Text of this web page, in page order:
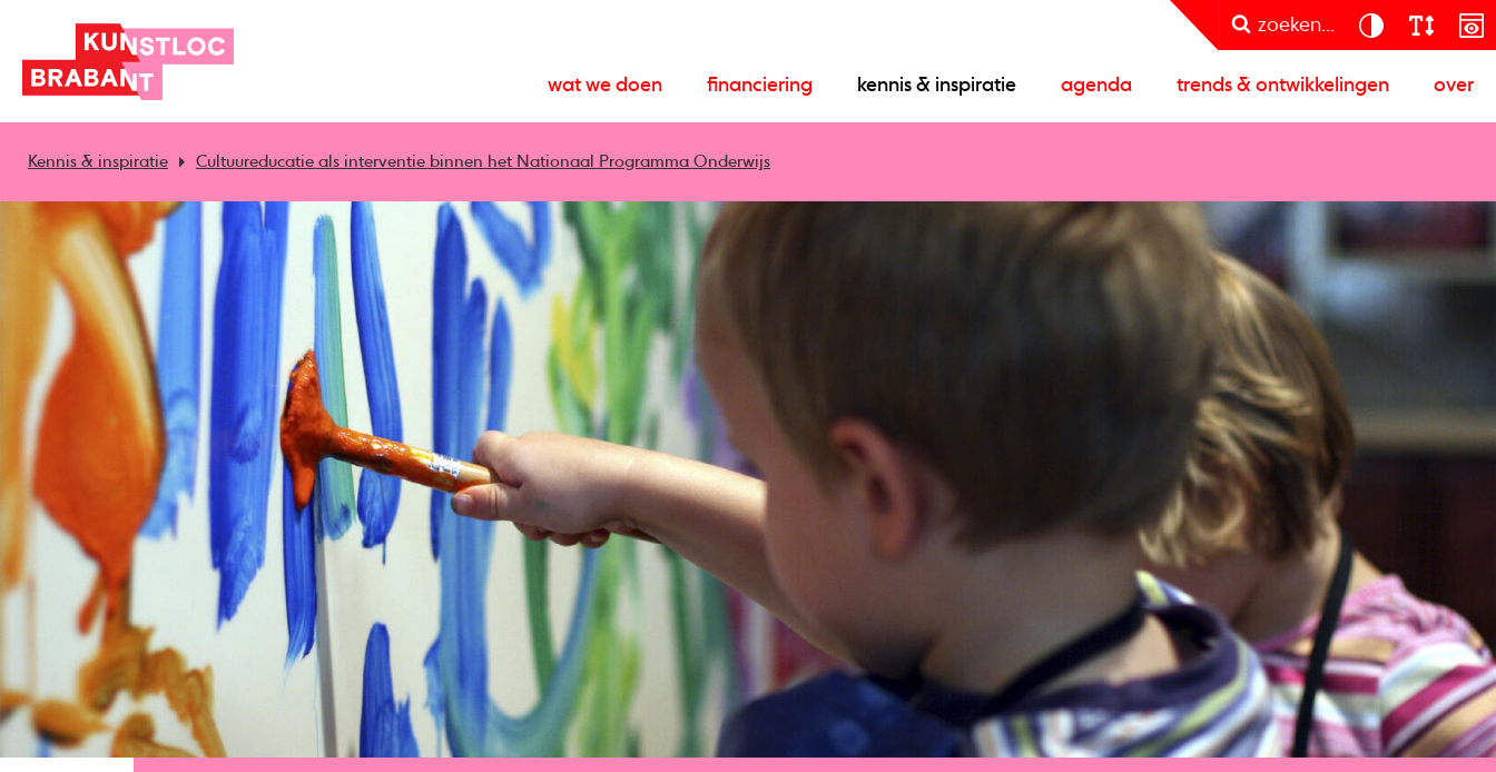
zoeken...
wat we doen financiering kennis & inspiratie agenda trends & ontwikkelingen over
Kennis & inspiratie Cultuureducatie als interventie binnen het Nationaal Programma Onderwijs